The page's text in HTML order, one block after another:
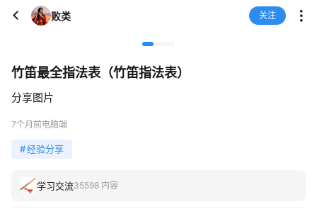
败类 关注
竹笛最全指法表（竹笛指法表）
分享图片
7个月前电脑端
#经验分享
学习交流35598 内容